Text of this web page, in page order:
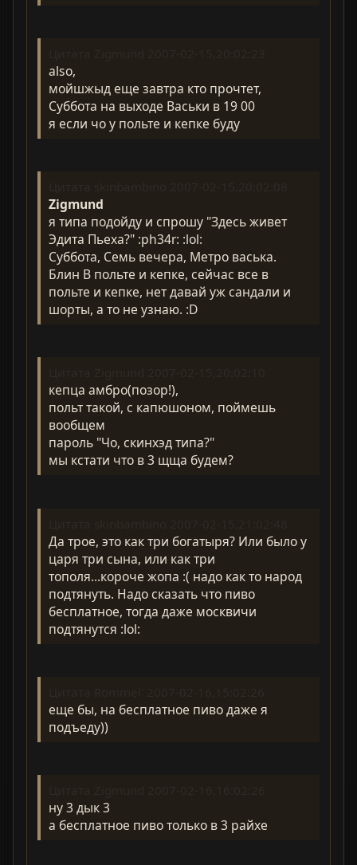
also,
мойшжыд еще завтра кто прочтет,
Суббота на выходе Васьки в 19 00
я если чо у польте и кепке буду
Zigmund
я типа подойду и спрошу "Здесь живет
Эдита Пьеха?" :ph34r: :lol:
Суббота, Семь вечера, Метро васька.
Блин В польте и кепке, сейчас все в
польте и кепке, нет давай уж сандали и
шорты, а то не узнаю. :D
кепца амбро(позор!),
польт такой, с капюшоном, поймешь
вообщем
пароль "Чо, скинхэд типа?"
мы кстати что в 3 щща будем?
Да трое, это как три богатыря? Или было у
царя три сына, или как три
тополя...короче жопа :( надо как то народ
подтянуть. Надо сказать что пиво
бесплатное, тогда даже москвичи
подтянутся :lol:
еще бы, на бесплатное пиво даже я
подъеду))
ну 3 дык 3
а бесплатное пиво только в 3 райхе